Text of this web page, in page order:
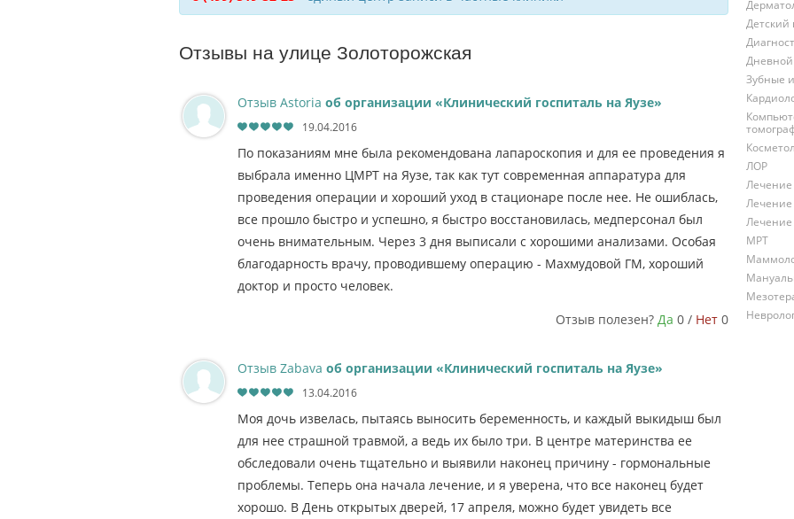
Отзывы на улице Золоторожская
Отзыв Astoria об организации «Клинический госпиталь на Яузе»
19.04.2016
По показаниям мне была рекомендована лапароскопия и для ее проведения я
выбрала именно ЦМРТ на Яузе, так как тут современная аппаратура для
проведения операции и хороший уход в стационаре после нее. Не ошиблась,
все прошло быстро и успешно, я быстро восстановилась, медперсонал был
очень внимательным. Через 3 дня выписали с хорошими анализами. Особая
благодарность врачу, проводившему операцию - Махмудовой ГМ, хороший
доктор и просто человек.
Отзыв полезен? Да 0 / Нет 0
Отзыв Zabava об организации «Клинический госпиталь на Яузе»
13.04.2016
Моя дочь извелась, пытаясь выносить беременность, и каждый выкидыш был
для нее страшной травмой, а ведь их было три. В центре материнства ее
обследовали очень тщательно и выявили наконец причину - гормональные
проблемы. Теперь она начала лечение, и я уверена, что все наконец будет
хорошо. В День открытых дверей, 17 апреля, можно будет увидеть все
Детский
Зубные
ЛОР
Лечение
Лечение
Лечение
МРТ